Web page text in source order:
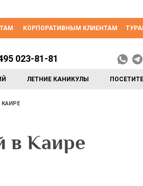
КОРПОРАТИВНЫМ КЛИЕНТАМ
ЛЕТНИЕ КАНИКУЛЫ
023-81-81
КАИРЕ
в Каире